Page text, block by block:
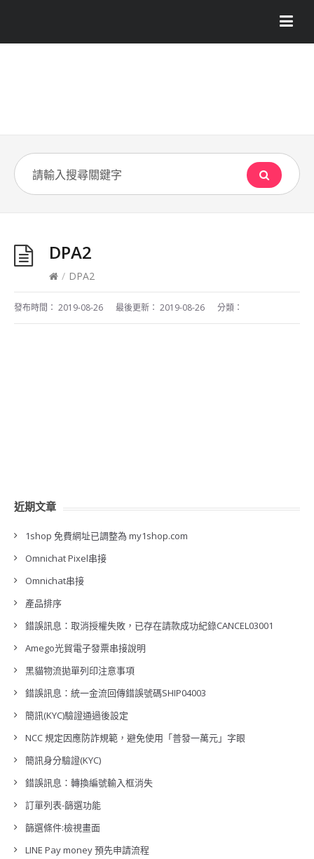
DPA2
/ DPA2
發布時間： 2019-08-26 最後更新： 2019-08-26 分類：
近期文章
1shop 免費網址已調整為 my1shop.com
Omnichat Pixel串接
Omnichat串接
產品排序
錯誤訊息：取消授權失敗，已存在請款成功紀錄CANCEL03001
Amego光貿電子發票串接說明
黑貓物流拋單列印注意事項
錯誤訊息：統一金流回傳錯誤號碼SHIP04003
簡訊(KYC)驗證通過後設定
NCC 規定因應防詐規範，避免使用「普發一萬元」字眼
簡訊身分驗證(KYC)
錯誤訊息：轉換編號輸入框消失
訂單列表-篩選功能
篩選條件:檢視畫面
LINE Pay money 預先申請流程